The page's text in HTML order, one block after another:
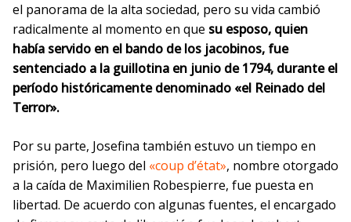
el panorama de la alta sociedad, pero su vida cambió
radicalmente al momento en que su esposo, quien
había servido en el bando de los jacobinos, fue
sentenciado a la guillotina en junio de 1794, durante el
período históricamente denominado «el Reinado del
Terror».
Por su parte, Josefina también estuvo un tiempo en
prisión, pero luego del «coup d’état», nombre otorgado
a la caída de Maximilien Robespierre, fue puesta en
libertad. De acuerdo con algunas fuentes, el encargado